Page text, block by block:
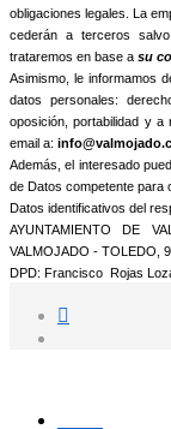
mercantil, no se solicite
última confirmación de
obligaciones legales. La
cederán a terceros
trataremos en base asu
Asimismo, le informamos
datos personales:
oposición, portabilidad y a
email a:
Además, el interesado
de Datos competente para
Datos identificativos del
AYUNTAMIENTO DE